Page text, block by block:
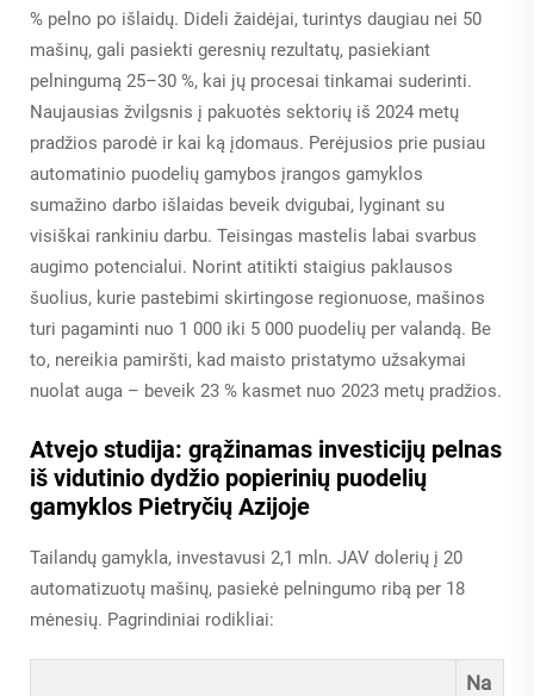
% pelno po išlaidų. Dideli žaidėjai, turintys daugiau nei 50
mašinų, gali pasiekti geresnių rezultatų, pasiekiant
pelningumą 25–30 %, kai jų procesai tinkamai suderinti.
Naujausias žvilgsnis į pakuotės sektorių iš 2024 metų
pradžios parodė ir kai ką įdomaus. Perėjusios prie pusiau
automatinio puodelių gamybos įrangos gamyklos
sumažino darbo išlaidas beveik dvigubai, lyginant su
visiškai rankiniu darbu. Teisingas mastelis labai svarbus
augimo potencialui. Norint atitikti staigius paklausos
šuolius, kurie pastebimi skirtingose ​​regionuose, mašinos
turi pagaminti nuo 1 000 iki 5 000 puodelių per valandą. Be
to, nereikia pamiršti, kad maisto pristatymo užsakymai
nuolat auga – beveik 23 % kasmet nuo 2023 metų pradžios.
Atvejo studija: grąžinamas investicijų pelnas
iš vidutinio dydžio popierinių puodelių
gamyklos Pietryčių Azijoje
Tailandų gamykla, investavusi 2,1 mln. JAV dolerių į 20
automatizuotų mašinų, pasiekė pelningumo ribą per 18
mėnesių. Pagrindiniai rodikliai:
Na